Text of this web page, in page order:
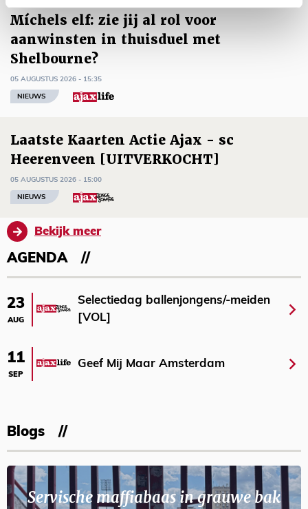
Míchels elf: zie jij al rol voor
aanwinsten in thuisduel met
Shelbourne?
05 AUGUSTUS 2026 - 15:35
NIEUWS
Laatste Kaarten Actie Ajax - sc
Heerenveen [UITVERKOCHT]
05 AUGUSTUS 2026 - 15:00
NIEUWS
Bekijk meer
AGENDA
23
AUG
Selectiedag ballenjongens/-meiden
[VOL]
11
SEP
Geef Mij Maar Amsterdam
Blogs
Servische maffiabaas in grauwe bak